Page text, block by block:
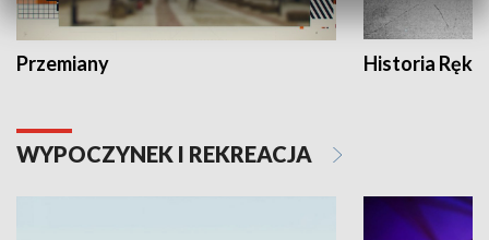
Przemiany Historia Ręką
WYPOCZYNEK I REKREACJA